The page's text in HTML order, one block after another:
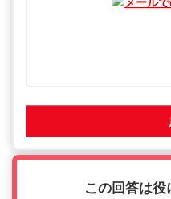
この回答は役